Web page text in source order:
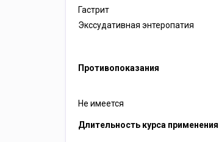
Гастрит
Экссудативная энтеропатия
Противопоказания
Не имеется
Длительность курса применения